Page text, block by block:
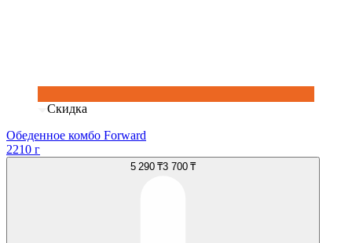
Скидка
Обеденное комбо Forward
2210 г
5 290 ₸3 700 ₸